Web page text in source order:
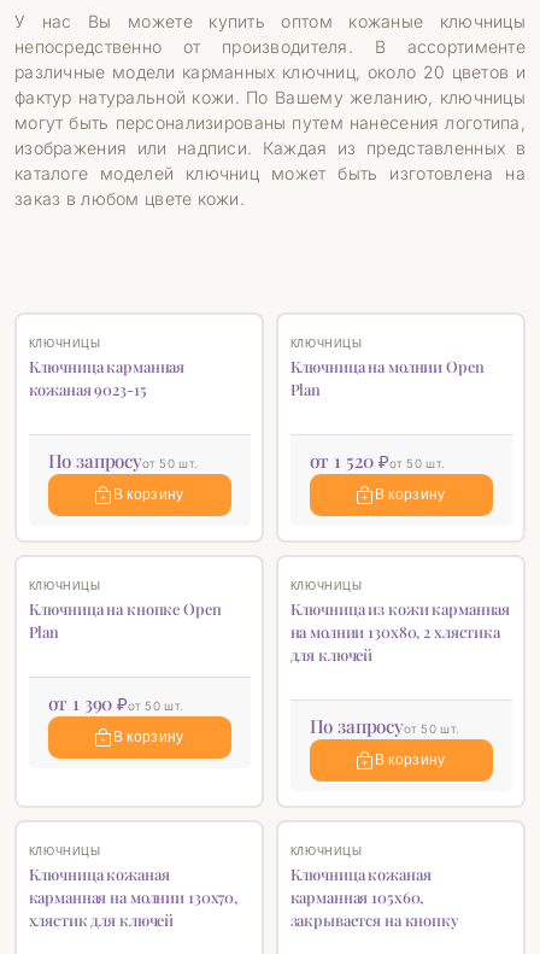
У нас Вы можете купить оптом кожаные ключницы
непосредственно от производителя. В ассортименте
различные модели карманных ключниц, около 20 цветов и
фактур натуральной кожи. По Вашему желанию, ключницы
могут быть персонализированы путем нанесения логотипа,
изображения или надписи. Каждая из представленных в
каталоге моделей ключниц может быть изготовлена на
заказ в любом цвете кожи.
КЛЮЧНИЦЫ
Ключница карманная
кожаная 9023-15
По запросуот 50 шт.
В корзину
КЛЮЧНИЦЫ
Ключница на молнии Open
Plan
от 1 520 ₽от 50 шт.
В корзину
КЛЮЧНИЦЫ
Ключница на кнопке Open
Plan
от 1 390 ₽от 50 шт.
В корзину
КЛЮЧНИЦЫ
Ключница из кожи карманная
на молнии 130х80, 2 хлястика
для ключей
По запросуот 50 шт.
В корзину
КЛЮЧНИЦЫ
Ключница кожаная
карманная на молнии 130х70,
хлястик для ключей
КЛЮЧНИЦЫ
Ключница кожаная
карманная 105х60,
закрывается на кнопку